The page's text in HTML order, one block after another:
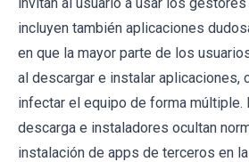
incluyen también aplicaciones
en que la mayor parte de los
al descargar e instalar aplicaciones,
infectar el equipo de forma
descarga e instaladores ocultan
instalación de apps de terceros en